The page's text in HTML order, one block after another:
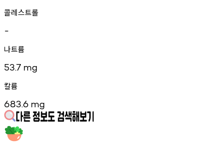
콜레스트롤
-
나트륨
53.7 mg
칼륨
683.6 mg